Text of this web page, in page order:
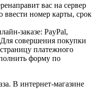
вас на сервер
ввести номер карты, срок
заказе: PayPal,
совершения покупки
платежного
форму по
В интернет-магазине